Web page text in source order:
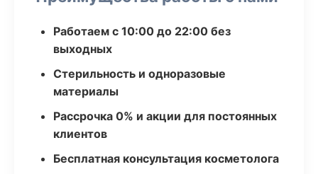
Работаем с 10:00 до 22:00 без
выходных
Стерильность и одноразовые
материалы
Рассрочка 0% и акции для постоянных
клиентов
Бесплатная консультация косметолога